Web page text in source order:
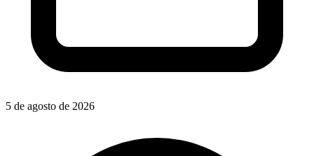
5 de agosto de 2026